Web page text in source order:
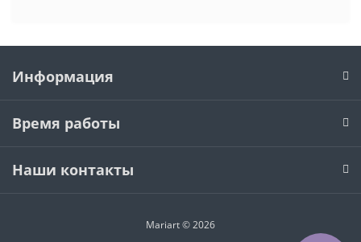
Информация
Время работы
Наши контакты
Mariart © 2026